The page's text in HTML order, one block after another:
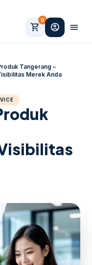
shopping_cart
0
account_circle menu
Tangerang –
Merek Anda